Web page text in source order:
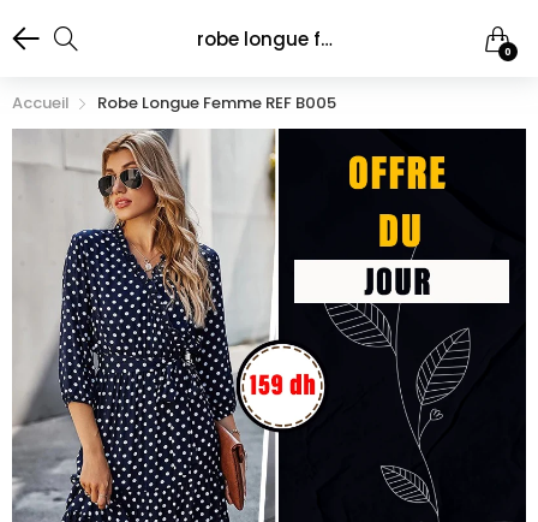
robe longue femme REF B005 0
Accueil Robe Longue Femme REF B005